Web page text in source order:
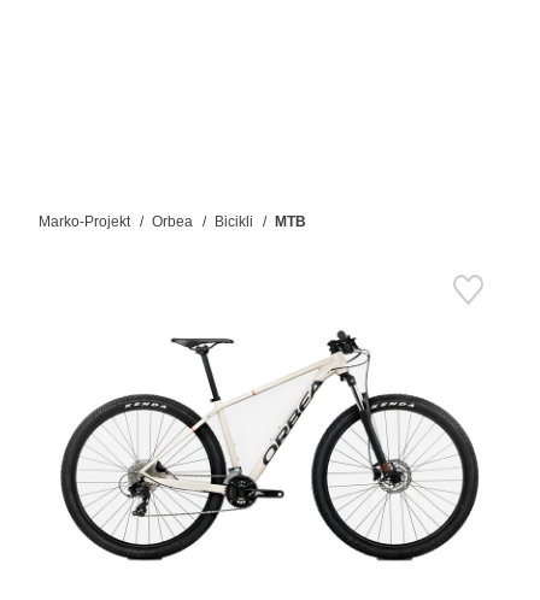
Marko-Projekt Orbea Bicikli MTB